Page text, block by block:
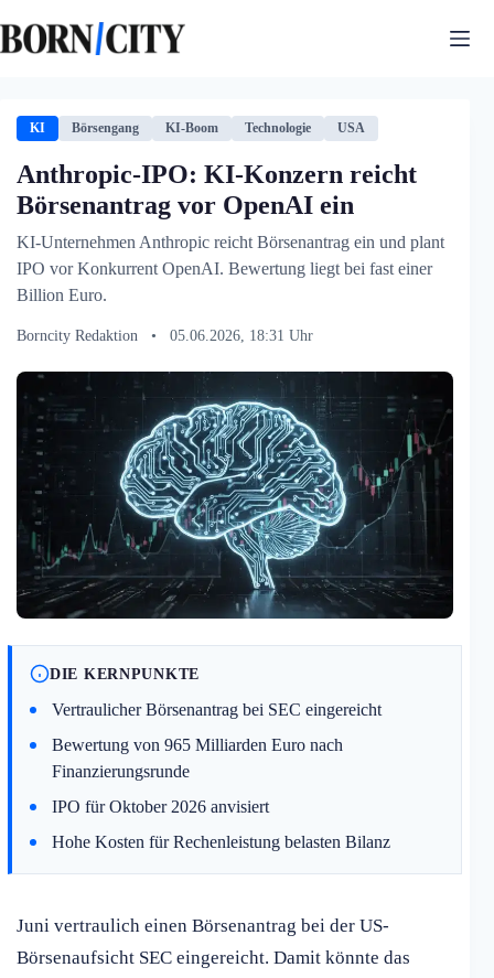
Inhalt
springen
KI Börsengang KI-Boom Technologie USA
Anthropic-IPO: KI-Konzern reicht
Börsenantrag vor OpenAI ein
KI-Unternehmen Anthropic reicht Börsenantrag ein und plant
IPO vor Konkurrent OpenAI. Bewertung liegt bei fast einer
Billion Euro.
Borncity Redaktion • 05.06.2026, 18:31 Uhr
DIE KERNPUNKTE
Vertraulicher Börsenantrag bei SEC eingereicht
Bewertung von 965 Milliarden Euro nach
Finanzierungsrunde
IPO für Oktober 2026 anvisiert
Hohe Kosten für Rechenleistung belasten Bilanz
Juni vertraulich einen Börsenantrag bei der US-
Börsenaufsicht SEC eingereicht. Damit könnte das